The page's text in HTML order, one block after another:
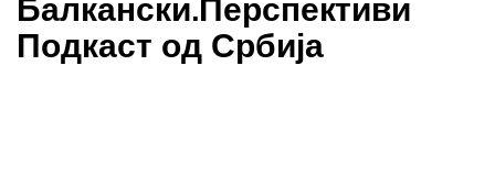
Балкански.Перспективи
Подкаст од Србија